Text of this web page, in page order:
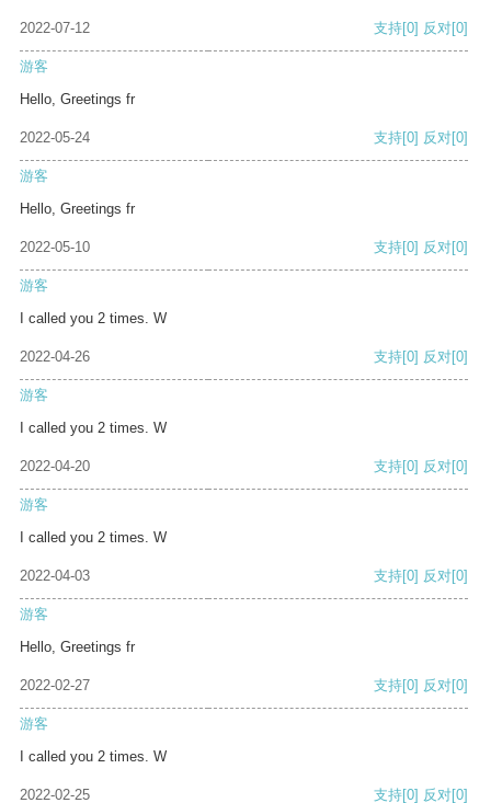
2022-07-12 支持[0] 反对[0]
游客
Hello, Greetings fr
2022-05-24 支持[0] 反对[0]
游客
Hello, Greetings fr
2022-05-10 支持[0] 反对[0]
游客
I called you 2 times. W
2022-04-26 支持[0] 反对[0]
游客
I called you 2 times. W
2022-04-20 支持[0] 反对[0]
游客
I called you 2 times. W
2022-04-03 支持[0] 反对[0]
游客
Hello, Greetings fr
2022-02-27 支持[0] 反对[0]
游客
I called you 2 times. W
2022-02-25 支持[0] 反对[0]